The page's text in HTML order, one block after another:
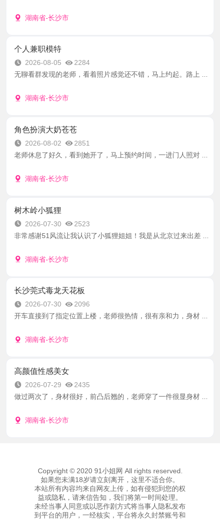
湖南省-长沙市
个人兼职模特
2026-08-05
2284
无聊看群发现的老师，看着照片感觉还不错，马上约起。路上 ...
湖南省-长沙市
角色扮演大奶苍苍
2026-08-02
2851
老师休息了好久，看到她开了，马上预约时间，一进门人照对 ...
湖南省-长沙市
树木岭小狐狸
2026-07-30
2523
非常感谢51风流让我认识了小狐狸姐姐！我是从北京过来出差 ...
湖南省-长沙市
长沙莞式毒龙天花板
2026-07-30
2096
开车直接到了指定位置上楼，老师很热情，很有亲和力，身材 ...
湖南省-长沙市
高颜值性感美女
2026-07-29
2435
做过两次了，身材很好，前凸后翘的，老师穿了一件很显身材 ...
湖南省-长沙市
Copyright © 2020 91小姐网 All rights reserved.
如果您未满18岁请立刻离开，这里不适合你。
本站所有內容均来自网友上传，如有侵犯到您的权
益或隐私，请来信告知，我们将第一时间处理。
未经当事人同意或以恶作剧方式将当事人隐私发布
到平台的用户，一经核实，平台将永久封禁账号和